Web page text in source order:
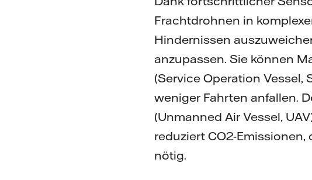
Frachtdrohnen in
Hindernissen
anzupassen. Sie können
(Service Operation Vessel,
weniger Fahrten anfallen.
(Unmanned Air Vessel,
reduziert CO2-
nötig.